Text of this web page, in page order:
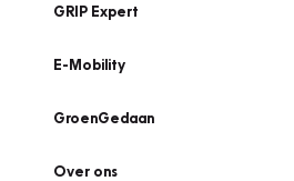
GRIP Expert
E-Mobility
GroenGedaan
Over ons